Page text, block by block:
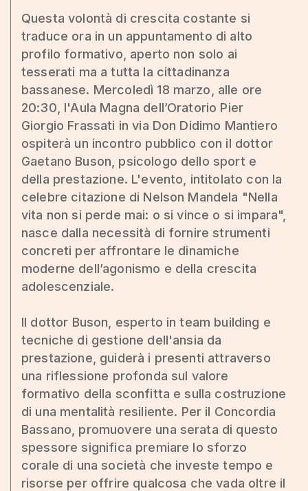
Questa volontà di crescita costante si
traduce ora in un appuntamento di alto
profilo formativo, aperto non solo ai
tesserati ma a tutta la cittadinanza
bassanese. Mercoledì 18 marzo, alle ore
20:30, l'Aula Magna dell’Oratorio Pier
Giorgio Frassati in via Don Didimo Mantiero
ospiterà un incontro pubblico con il dottor
Gaetano Buson, psicologo dello sport e
della prestazione. L'evento, intitolato con la
celebre citazione di Nelson Mandela "Nella
vita non si perde mai: o si vince o si impara",
nasce dalla necessità di fornire strumenti
concreti per affrontare le dinamiche
moderne dell’agonismo e della crescita
adolescenziale.
Il dottor Buson, esperto in team building e
tecniche di gestione dell'ansia da
prestazione, guiderà i presenti attraverso
una riflessione profonda sul valore
formativo della sconfitta e sulla costruzione
di una mentalità resiliente. Per il Concordia
Bassano, promuovere una serata di questo
spessore significa premiare lo sforzo
corale di una società che investe tempo e
risorse per offrire qualcosa che vada oltre il